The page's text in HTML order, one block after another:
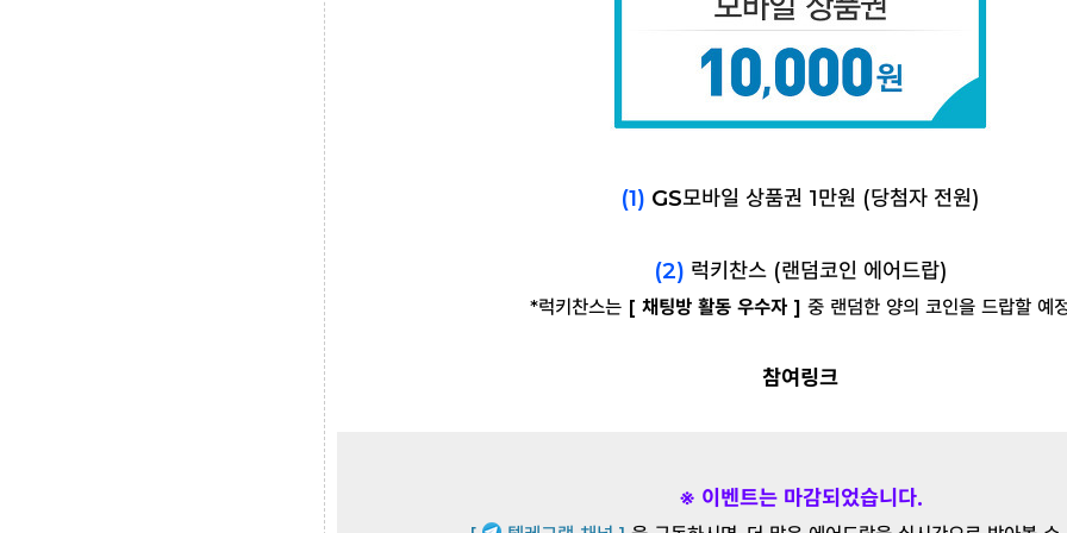
(1) GS모바일 상품권 1만원 (당첨자 전원)
(2) 럭키찬스 (랜덤코인 에어드랍)
*럭키찬스는 [ 채팅방 활동 우수자 ] 중 랜덤한 양의 코인을 드랍할 예
참여링크
※ 이벤트는 마감되었습니다.